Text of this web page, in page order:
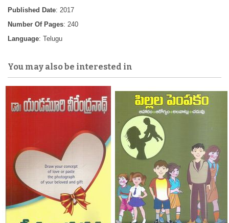
Published Date: 2017
Number Of Pages: 240
Language: Telugu
You may also be interested in